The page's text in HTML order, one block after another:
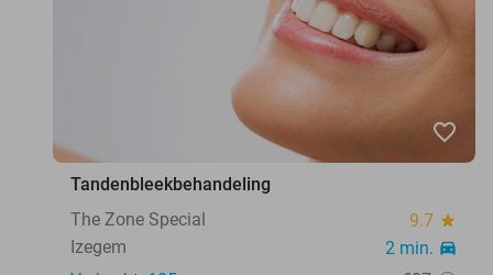
favorite_border
Tandenbleekbehandeling
The Zone Special
9.7 star
Izegem 2 min. directions_car